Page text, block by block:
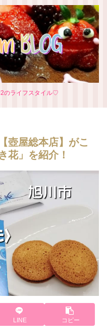
のライフスタイル♡
壺屋総本店】がこ
花」を紹介！
LINE コピー